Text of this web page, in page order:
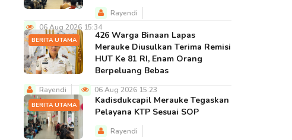
Rayendi
06 Aug 2026 15:34
BERITA UTAMA
426 Warga Binaan Lapas
Merauke Diusulkan Terima Remisi
HUT Ke 81 RI, Enam Orang
Berpeluang Bebas
Rayendi 06 Aug 2026 15:23
BERITA UTAMA
Kadisdukcapil Merauke Tegaskan
Pelayana KTP Sesuai SOP
Rayendi